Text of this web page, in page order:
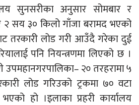
सुनसरीका अनुसार सोमबार र
२ सय ३० किलो गाँजा बरामद भएको
तरकारी लोड गरी आउँदै गरेका दुई
पनि नियन्त्रणमा लिएको छ ।
उपमहानगरपालिका– २० तरहरामा ५
लोड गरिउको ट्रकमा ७० वटा
हो ।इलाका प्रहरी कार्यालय